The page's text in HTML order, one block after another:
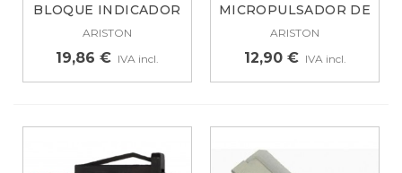
BLOQUE INDICADOR
LUMINOSO PARA...
ARISTON
19,86 € IVA incl.
MICROPULSADOR DE
ENCENDIDO...
ARISTON
12,90 € IVA incl.